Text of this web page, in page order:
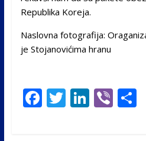
Republika Koreja.
Naslovna fotografija:
je Stojanovićima hranu
F T Li Vi S